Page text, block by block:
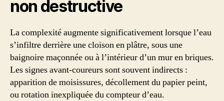
non destructive
La complexité augmente significativement lorsque l’eau
s’infiltre derrière une cloison en plâtre, sous une
baignoire maçonnée ou à l’intérieur d’un mur en briques.
Les signes avant-coureurs sont souvent indirects :
apparition de moisissures, décollement du papier peint,
ou rotation inexpliquée du compteur d’eau.